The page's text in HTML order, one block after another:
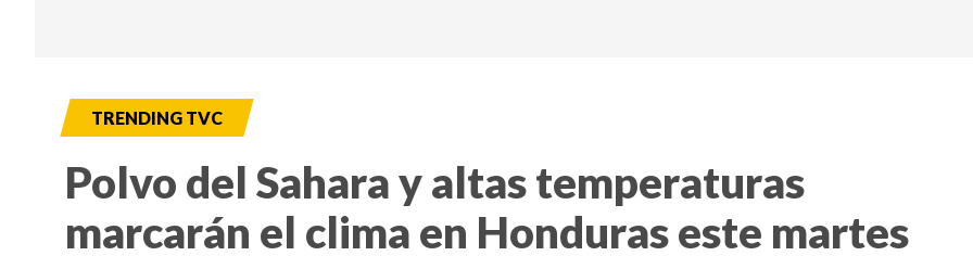
TRENDING TVC
Polvo del Sahara y altas temperaturas
marcarán el clima en Honduras este martes